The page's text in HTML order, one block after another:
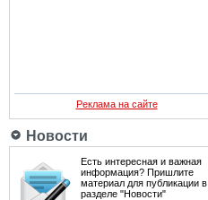
Реклама на сайте
Новости
Есть интересная и важная
информация? Пришлите
материал для публикации в
разделе "Новости"